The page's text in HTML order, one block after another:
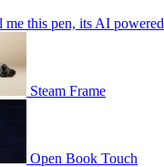
me this pen, its AI powered
Steam Frame
Open Book Touch